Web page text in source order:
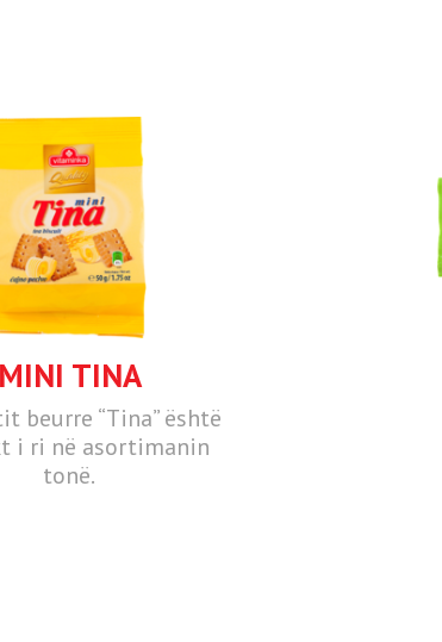
MINI TINA
beurre “Tina” është
i ri në asortimanin
tonë.